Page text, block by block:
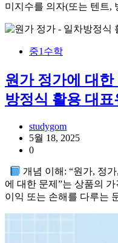
미지수를 의자(또는 텐트
중1수학
원가 정가에 대
방정식 활용 대표
studygom
5월 18, 2025
0
개념 이해: “원가, 정
에 대한 문제”는 상품의
이익 또는 손해를 다루는